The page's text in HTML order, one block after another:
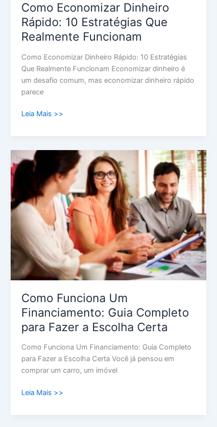
Como Economizar Dinheiro
Rápido: 10 Estratégias Que
Realmente Funcionam
Como Economizar Dinheiro Rápido: 10 Estratégias
Que Realmente Funcionam Economizar dinheiro é
um desafio comum, mas economizar dinheiro rápido
parece
Leia Mais >>
Como Funciona Um
Financiamento: Guia Completo
para Fazer a Escolha Certa
Como Funciona Um Financiamento: Guia Completo
para Fazer a Escolha Certa Você já pensou em
comprar um carro, um imóvel
Como
Funciona
Financiamento:
Guia
Completo
para
Fazer
a
Escolha
Certa
Leia Mais >>